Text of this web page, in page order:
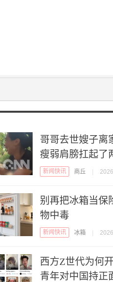
哥哥去世嫂子离
瘦弱肩膀扛起了
新闻快讯 商丘
别再把冰箱当保
物中毒
新闻快讯 冰箱
西方Z世代为何
青年对中国持正